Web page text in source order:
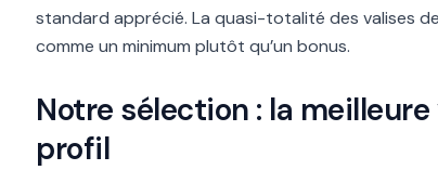
standard apprécié. La quasi-totalité des valises
comme un minimum plutôt qu’un bonus.
Notre sélection : la
profil